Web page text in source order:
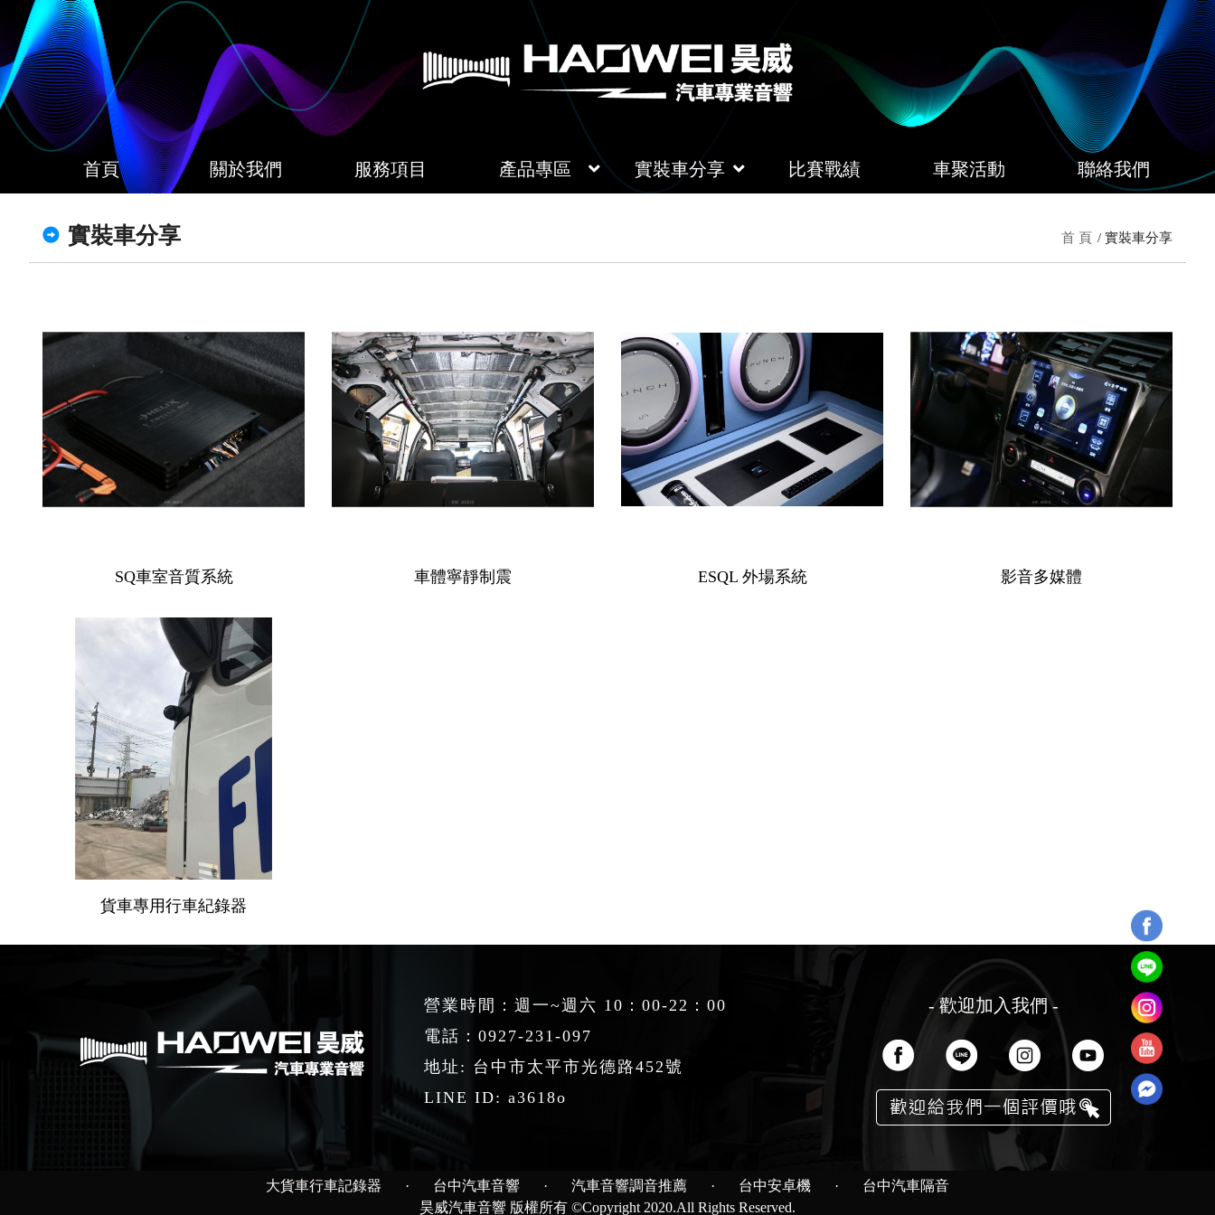
首頁 關於我們 服務項目 產品專區 實裝車分享 比賽戰績 車聚活動 聯絡我們
實裝車分享 首 頁 實裝車分享
SQ車室音質系統 車體寧靜制震 ESQL 外場系統 影音多媒體
貨車專用行車紀錄器
營業時間：週一~週六 10：00-22：00
電話： 0927-231-097
地址: 台中市太平市光德路452號
LINE ID: a3618o
- 歡迎加入我們 -
大貨車行車記錄器 · 台中汽車音響 · 汽車音響調音推薦 · 台中安卓機 ·
台中汽車隔音
昊威汽車音響 版權所有 ©Copyright 2020.All Rights Reserved.